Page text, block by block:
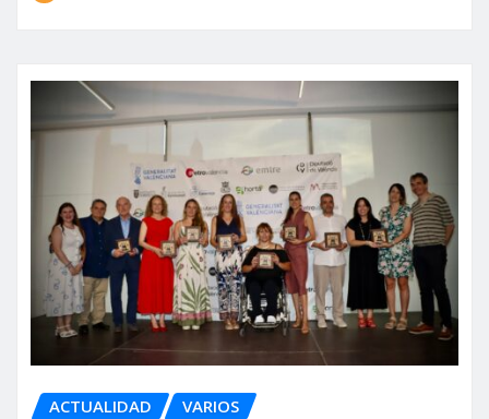
ACTUALIDAD VARIOS